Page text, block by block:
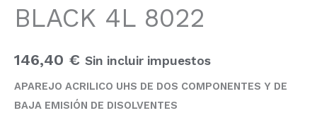
BLACK 4L 8022
146,40 € Sin incluir impuestos
APAREJO ACRILICO UHS DE DOS COMPONENTES Y DE
BAJA EMISIÓN DE DISOLVENTES
BLACK
8022